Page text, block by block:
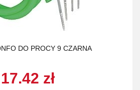
DO PROCY 9 CZARNA
17.42 zł